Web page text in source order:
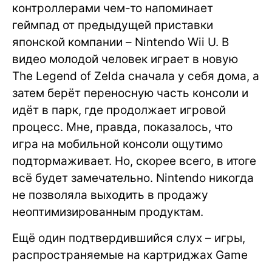
контроллерами чем-то напоминает
геймпад от предыдущей приставки
японской компании – Nintendo Wii U. В
видео молодой человек играет в новую
The Legend of Zelda сначала у себя дома, а
затем берёт переносную часть консоли и
идёт в парк, где продолжает игровой
процесс. Мне, правда, показалось, что
игра на мобильной консоли ощутимо
подтормаживает. Но, скорее всего, в итоге
всё будет замечательно. Nintendo никогда
не позволяла выходить в продажу
неоптимизированным продуктам.
Ещё один подтвердившийся слух – игры,
распространяемые на картриджах Game